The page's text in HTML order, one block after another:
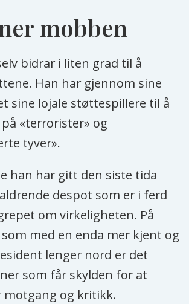
mobben
bidrar i liten grad til å
Han har gjennom sine
sine lojale støttespillere til å
«terrorister» og
tyver».
han har gitt den siste tida
despot som er i ferd
om virkeligheten. På
med en enda mer kjent og
lenger nord er det
som får skylden for at
motgang og kritikk.